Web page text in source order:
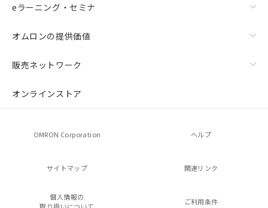
eラーニング・セミナ
オムロンの提供価値
販売ネットワーク
オンラインストア
OMRON Corporation ヘルプ
サイトマップ 関連リンク
個人情報の
ご利用条件